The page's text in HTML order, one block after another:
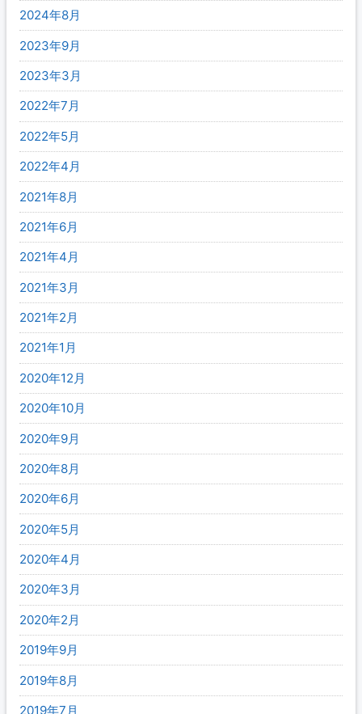
2024年8月
2023年9月
2023年3月
2022年7月
2022年5月
2022年4月
2021年8月
2021年6月
2021年4月
2021年3月
2021年2月
2021年1月
2020年12月
2020年10月
2020年9月
2020年8月
2020年6月
2020年5月
2020年4月
2020年3月
2020年2月
2019年9月
2019年8月
2019年7月